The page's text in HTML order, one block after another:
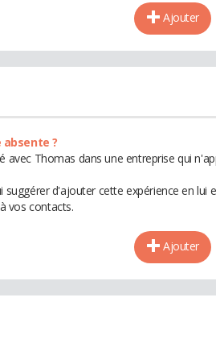
Ajouter
absente ?
avec Thomas dans une entreprise qui
suggérer d'ajouter cette expérience en lui
vos contacts.
Ajouter